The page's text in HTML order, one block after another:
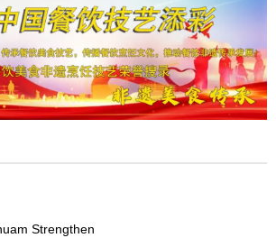
Strengthen